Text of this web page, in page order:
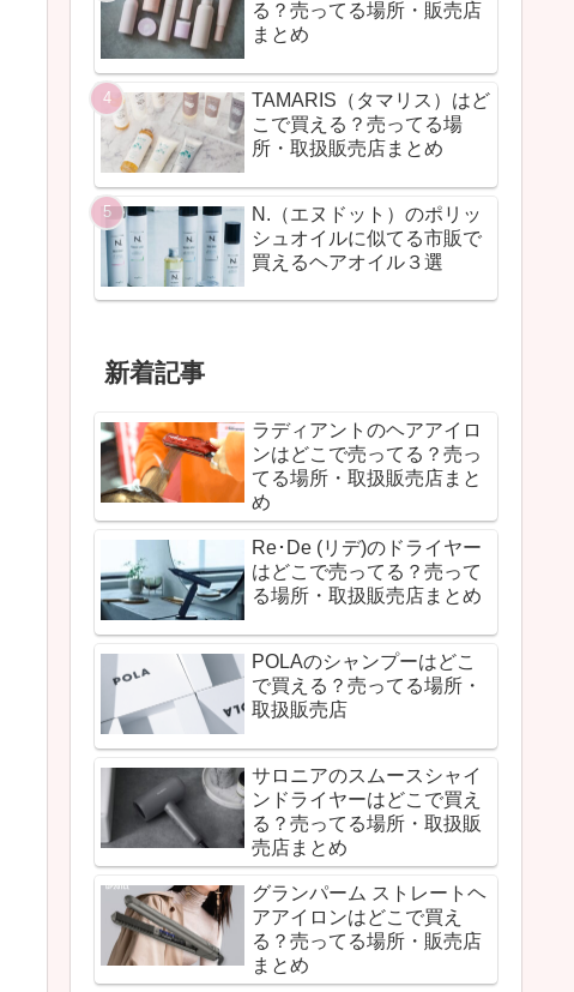
る？売ってる場所・販売店
まとめ
TAMARIS（タマリス）はど
こで買える？売ってる場
所・取扱販売店まとめ
N.（エヌドット）のポリッ
シュオイルに似てる市販で
買えるヘアオイル３選
新着記事
ラディアントのヘアアイロ
ンはどこで売ってる？売っ
てる場所・取扱販売店まと
め
Re･De (リデ)のドライヤー
はどこで売ってる？売って
る場所・取扱販売店まとめ
POLAのシャンプーはどこ
で買える？売ってる場所・
取扱販売店
サロニアのスムースシャイ
ンドライヤーはどこで買え
る？売ってる場所・取扱販
売店まとめ
グランパーム ストレートヘ
アアイロンはどこで買え
る？売ってる場所・販売店
まとめ